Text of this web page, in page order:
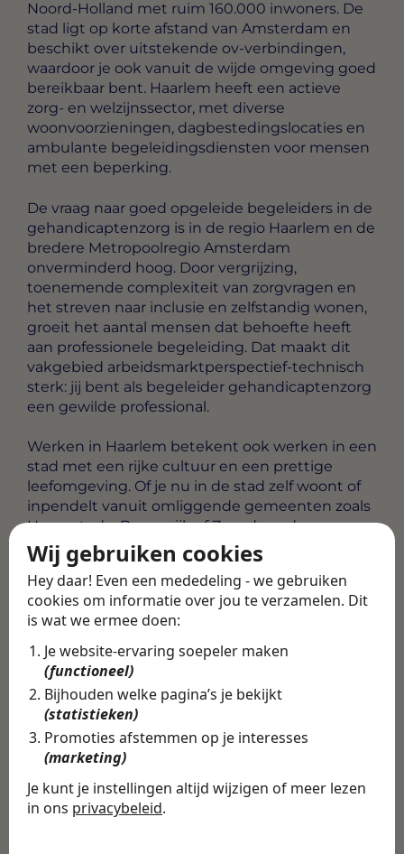
Wij gebruiken cookies
Hey daar! Even een mededeling - we gebruiken
cookies om informatie over jou te verzamelen. Dit
is wat we ermee doen:
Je website-ervaring soepeler maken
(functioneel)
Bijhouden welke pagina’s je bekijkt
(statistieken)
Promoties afstemmen op je interesses
(marketing)
Je kunt je instellingen altijd wijzigen of meer lezen
in ons privacybeleid.
Noord-Holland met ruim 160.000 inwoners. De
stad ligt op korte afstand van Amsterdam en
beschikt over uitstekende ov-verbindingen,
waardoor je ook vanuit de wijde omgeving goed
bereikbaar bent. Haarlem heeft een actieve
zorg- en welzijnssector, met diverse
woonvoorzieningen, dagbestedingslocaties en
ambulante begeleidingsdiensten voor mensen
met een beperking.
De vraag naar goed opgeleide begeleiders in de
gehandicaptenzorg is in de regio Haarlem en de
bredere Metropoolregio Amsterdam
onverminderd hoog. Door vergrijzing,
toenemende complexiteit van zorgvragen en
het streven naar inclusie en zelfstandig wonen,
groeit het aantal mensen dat behoefte heeft
aan professionele begeleiding. Dat maakt dit
vakgebied arbeidsmarktperspectief-technisch
sterk: jij bent als begeleider gehandicaptenzorg
een gewilde professional.
Werken in Haarlem betekent ook werken in een
stad met een rijke cultuur en een prettige
leefomgeving. Of je nu in de stad zelf woont of
inpendelt vanuit omliggende gemeenten zoals
Heemstede, Beverwijk of Zaandam, de
bereikbaarheid is goed geregeld. Een functie als
Begeleider Gehandicaptenzorg in Haarlem
biedt jou de kans om dagelijks het verschil te
maken voor mensen die dat het hardst nodig
hebben.
Alle vacatures· Career tips
Terug
Deel deze vacature